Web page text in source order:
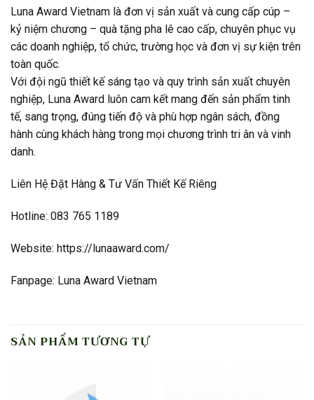
Luna Award Vietnam là đơn vị sản xuất và cung cấp cúp –
kỷ niệm chương – quà tặng pha lê cao cấp, chuyên phục vụ
các doanh nghiệp, tổ chức, trường học và đơn vị sự kiện trên
toàn quốc.
Với đội ngũ thiết kế sáng tạo và quy trình sản xuất chuyên
nghiệp, Luna Award luôn cam kết mang đến sản phẩm tinh
tế, sang trọng, đúng tiến độ và phù hợp ngân sách, đồng
hành cùng khách hàng trong mọi chương trình tri ân và vinh
danh.
Liên Hệ Đặt Hàng & Tư Vấn Thiết Kế Riêng
Hotline: 083 765 1189
Website: https://lunaaward.com/
Fanpage: Luna Award Vietnam
SẢN PHẨM TƯƠNG TỰ